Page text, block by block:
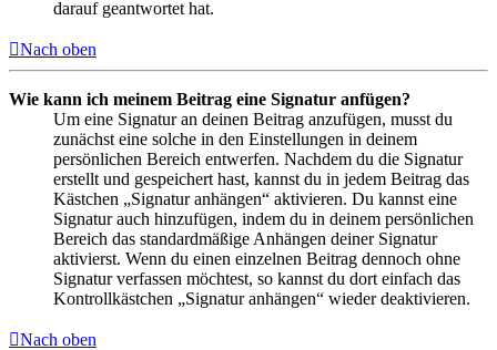
darauf geantwortet hat.
Nach oben
Wie kann ich meinem Beitrag eine Signatur anfügen?
Um eine Signatur an deinen Beitrag anzufügen, musst du
zunächst eine solche in den Einstellungen in deinem
persönlichen Bereich entwerfen. Nachdem du die Signatur
erstellt und gespeichert hast, kannst du in jedem Beitrag das
Kästchen „Signatur anhängen“ aktivieren. Du kannst eine
Signatur auch hinzufügen, indem du in deinem persönlichen
Bereich das standardmäßige Anhängen deiner Signatur
aktivierst. Wenn du einen einzelnen Beitrag dennoch ohne
Signatur verfassen möchtest, so kannst du dort einfach das
Kontrollkästchen „Signatur anhängen“ wieder deaktivieren.
Nach oben